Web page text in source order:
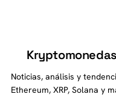
Kryptomonedas
Noticias, análisis y
Ethereum, XRP, Solana y